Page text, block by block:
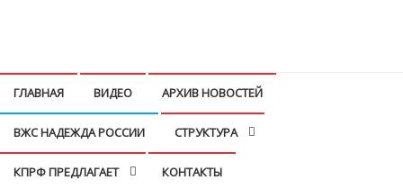
ГЛАВНАЯ ВИДЕО АРХИВ НОВОСТЕЙ
ВЖС НАДЕЖДА РОССИИ СТРУКТУРА
КПРФ ПРЕДЛАГАЕТ КОНТАКТЫ